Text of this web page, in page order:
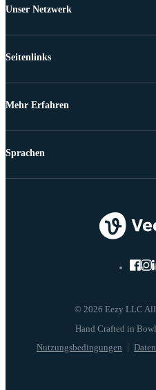
Unser Netzwerk
Seitenlinks
Mehr Erfahren
© 2026 Eezy LLC
Nutzungsbedingungen
Sprachen